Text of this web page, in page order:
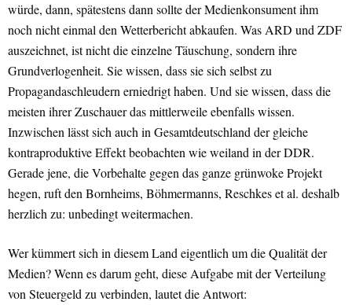
würde, dann, spätestens dann sollte der Medienkonsument ihm
noch nicht einmal den Wetterbericht abkaufen. Was ARD und ZDF
auszeichnet, ist nicht die einzelne Täuschung, sondern ihre
Grundverlogenheit. Sie wissen, dass sie sich selbst zu
Propagandaschleudern erniedrigt haben. Und sie wissen, dass die
meisten ihrer Zuschauer das mittlerweile ebenfalls wissen.
Inzwischen lässt sich auch in Gesamtdeutschland der gleiche
kontraproduktive Effekt beobachten wie weiland in der DDR.
Gerade jene, die Vorbehalte gegen das ganze grünwoke Projekt
hegen, ruft den Bornheims, Böhmermanns, Reschkes et al. deshalb
herzlich zu: unbedingt weitermachen.
Wer kümmert sich in diesem Land eigentlich um die Qualität der
Medien? Wenn es darum geht, diese Aufgabe mit der Verteilung
von Steuergeld zu verbinden, lautet die Antwort: